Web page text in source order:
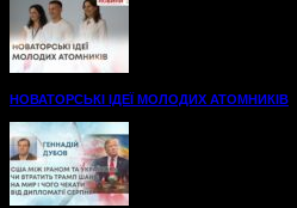
НОВАТОРСЬКІ ІДЕЇ МОЛОДИХ АТОМНИКІВ